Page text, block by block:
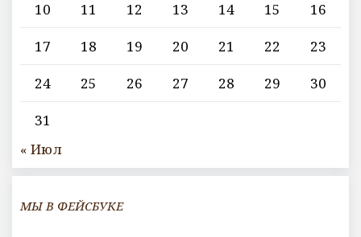
10
11 12 13 14 15
16
17
18 19 20 21 22
23
24
25 26 27 28 29
30
31
« Июл
МЫ В ФЕЙСБУКЕ